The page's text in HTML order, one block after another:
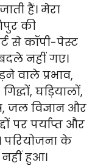
हैं। मेरा
की
से कॉपी-पेस्ट
नहीं गए।
वाले प्रभाव,
घड़ियालों,
जल विज्ञान और
पर पर्याप्त और
के
हुआ।